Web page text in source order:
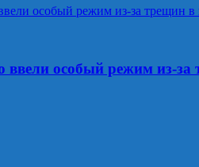
особый режим